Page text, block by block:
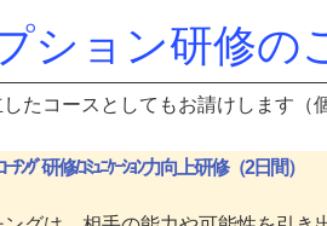
ション研修の
たコースとしてもお請けします（
ｰﾁﾝｸﾞ研修/ｺﾐｭﾆｹｰｼｮﾝ力向上研修（2日間）